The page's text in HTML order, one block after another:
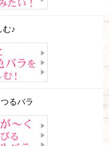
む♪
るバラ